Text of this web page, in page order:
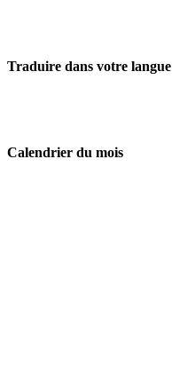
Traduire dans votre langue
Calendrier du mois